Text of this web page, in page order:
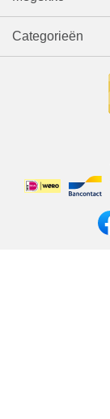
Categorieën